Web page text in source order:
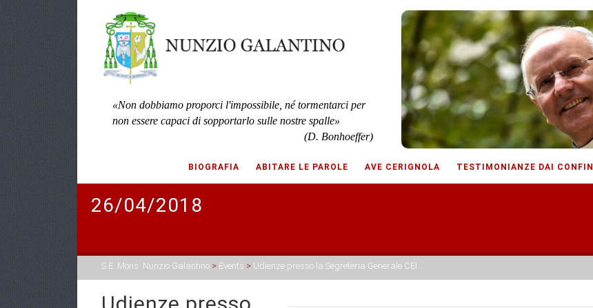
«Non dobbiamo proporci l'impossibile, né tormentarci per
non essere capaci di sopportarlo sulle nostre spalle»
(D. Bonhoeffer)
BIOGRAFIA ABITARE LE PAROLE AVE CERIGNOLA TESTIMONIANZE DAI CONFINI
26/04/2018
S.E. Mons. Nunzio Galantino > Events > Udienze presso la Segreteria Generale CEI